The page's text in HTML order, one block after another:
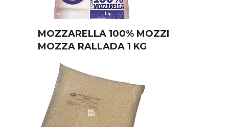
MOZZARELLA 100% MOZZI
MOZZA RALLADA 1 KG